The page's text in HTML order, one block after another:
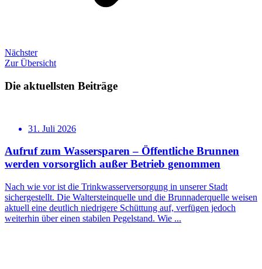
Nächster
Zur Übersicht
Die aktuellsten Beiträge
31. Juli 2026
Aufruf zum Wassersparen – Öffentliche Brunnen
werden vorsorglich außer Betrieb genommen
Nach wie vor ist die Trinkwasserversorgung in unserer Stadt
sichergestellt. Die Waltersteinquelle und die Brunnaderquelle weisen
aktuell eine deutlich niedrigere Schüttung auf, verfügen jedoch
weiterhin über einen stabilen Pegelstand. Wie ...